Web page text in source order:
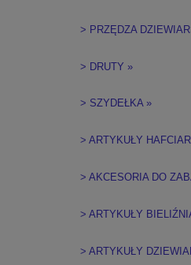
> PRZĘDZA
> DRUTY »
> SZYDEŁKA »
> ARTYKUŁY
> AKCESORIA DO
> ARTYKUŁY
> ARTYKUŁY